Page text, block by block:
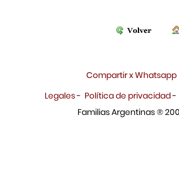
Compartir x Whatsapp
Legales- Política de privacidad-
Familias Argentinas ®